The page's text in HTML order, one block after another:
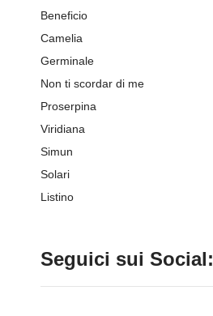
Beneficio
Camelia
Germinale
Non ti scordar di me
Proserpina
Viridiana
Simun
Solari
Listino
Seguici sui Social: